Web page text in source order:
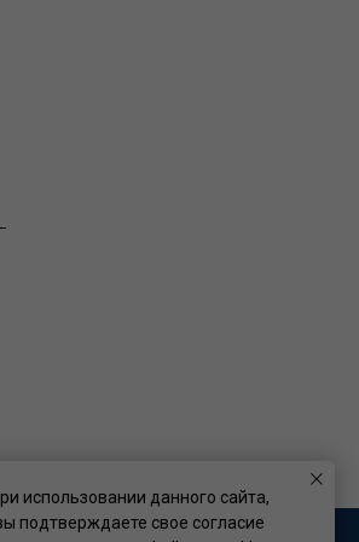
использовании данного сайта,
подтверждаете свое согласие